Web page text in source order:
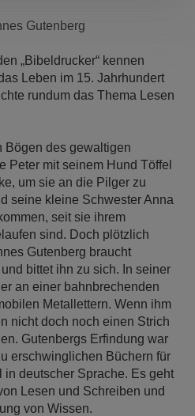
Gutenberg
„Bibeldrucker“ kennen
Leben im 15. Jahrhundert
rundum das Thema Lesen
Bögen des gewaltigen
Peter mit seinem Hund Töffel
um sie an die Pilger zu
seine kleine Schwester Anna
seit sie ihrem
sind. Doch plötzlich
Gutenberg braucht
bittet ihn zu sich. In seiner
an einer bahnbrechenden
Metallettern. Wenn ihm
nicht doch noch einen Strich
Gutenbergs Erfindung war
erschwinglichen Büchern für
deutscher Sprache. Es geht
Lesen und Schreiben und
von Wissen.